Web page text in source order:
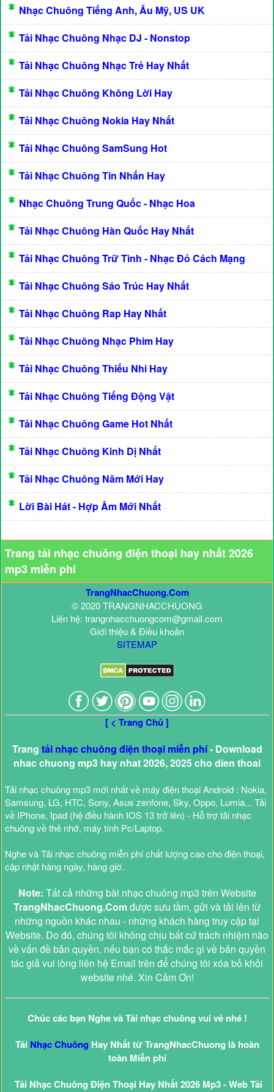
Nhạc Chuông Tiếng Anh, Âu Mỹ, US UK
Tải Nhạc Chuông Nhạc DJ - Nonstop
Tải Nhạc Chuông Nhạc Trẻ Hay Nhất
Tải Nhạc Chuông Không Lời Hay
Tải Nhạc Chuông Nokia Hay Nhất
Tải Nhạc Chuông SamSung Hot
Tải Nhạc Chuông Tin Nhắn Hay
Nhạc Chuông Trung Quốc - Nhạc Hoa
Tải Nhạc Chuông Hàn Quốc Hay Nhất
Tải Nhạc Chuông Trữ Tình - Nhạc Đỏ Cách Mạng
Tải Nhạc Chuông Sáo Trúc Hay Nhất
Tải Nhạc Chuông Rap Hay Nhất
Tải Nhạc Chuông Nhạc Phim Hay
Tải Nhạc Chuông Thiếu Nhi Hay
Tải Nhạc Chuông Tiếng Động Vật
Tải Nhạc Chuông Game Hot Nhất
Tải Nhạc Chuông Kinh Dị Nhất
Tải Nhạc Chuông Năm Mới Hay
Lời Bài Hát - Hợp Âm Mới Nhất
Trang tải nhạc chuông điện thoại hay nhất 2026
mp3 miễn phí
TrangNhacChuong.Com
© 2020 TRANGNHACCHUONG
Liên hệ: trangnhacchuongcom@gmail.com
Giới thiệu & Điều khoản
SITEMAP
[ < Trang Chủ ]
Trang tải nhạc chuông điện thoại miễn phí- Download
nhac chuong mp3 hay nhat 2026, 2025 cho dien thoai
Tải nhạc chuông mp3 mới nhất về máy điện thoại Android : Nokia,
Samsung, LG, HTC, Sony, Asus zenfone, Sky, Oppo, Lumia... Tải
về IPhone, Ipad (hệ điều hành IOS 13 trở lên) - Hỗ trợ tải nhạc
chuông về thẻ nhớ, máy tính Pc/Laptop.
Nghe và Tải nhạc chuông miễn phí chất lượng cao cho điện thoại,
cập nhật hàng ngày, hàng giờ.
Note: Tất cả những bài nhạc chuông mp3 trên Website
TrangNhacChuong.Comđược sưu tầm, gửi và tải lên từ
những nguồn khác nhau - những khách hàng truy cập tại
Website. Do đó, chúng tôi không chịu bất cứ trách nhiệm nào
về vấn đề bản quyền, nếu bạn có thắc mắc gì về bản quyền
tác giả vui lòng liên hệ Email trên để chúng tôi xóa bỏ khỏi
website nhé. Xin Cảm Ơn!
Chúc các bạn Nghe và Tải nhạc chuông vui vẻ nhé !
Tải Nhạc Chuông Hay Nhất từ TrangNhacChuong là hoàn
toàn Miễn phí
Tải Nhạc Chuông Điện Thoại Hay Nhất 2026 Mp3 - Web Tải